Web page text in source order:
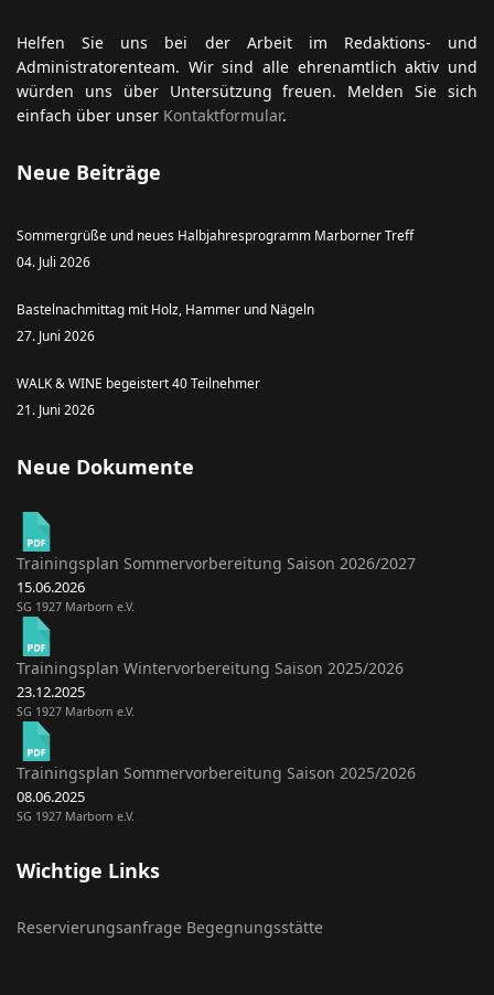
Helfen Sie uns bei der Arbeit im Redaktions- und
Administratorenteam. Wir sind alle ehrenamtlich aktiv und
würden uns über Untersützung freuen. Melden Sie sich
einfach über unser Kontaktformular.
Neue Beiträge
Sommergrüße und neues Halbjahresprogramm Marborner Treff
04. Juli 2026
Bastelnachmittag mit Holz, Hammer und Nägeln
27. Juni 2026
WALK & WINE begeistert 40 Teilnehmer
21. Juni 2026
Neue Dokumente
Trainingsplan Sommervorbereitung Saison 2026/2027
15.06.2026
SG 1927 Marborn e.V.
Trainingsplan Wintervorbereitung Saison 2025/2026
23.12.2025
SG 1927 Marborn e.V.
Trainingsplan Sommervorbereitung Saison 2025/2026
08.06.2025
SG 1927 Marborn e.V.
Wichtige Links
Reservierungsanfrage Begegnungsstätte